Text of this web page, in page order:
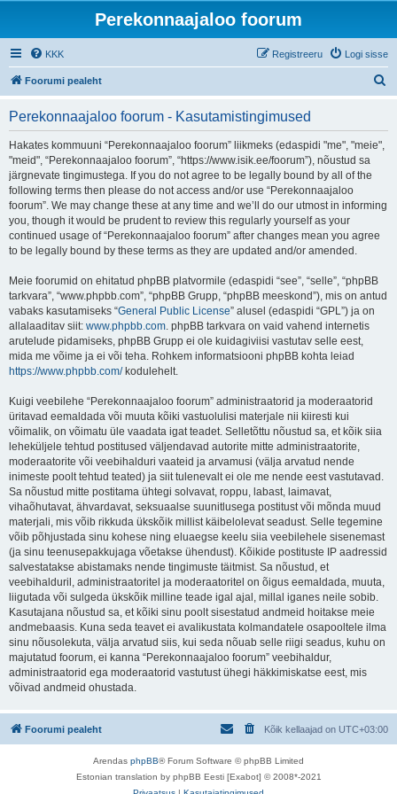
Perekonnaajaloo foorum
KKK Logi sisse
Registreeru
Foorumi pealeht
Perekonnaajaloo foorum - Kasutamistingimused
Hakates kommuuni “Perekonnaajaloo foorum” liikmeks (edaspidi "me", "meie",
"meid", “Perekonnaajaloo foorum”, “https://www.isik.ee/foorum”), nõustud sa
järgnevate tingimustega. If you do not agree to be legally bound by all of the
following terms then please do not access and/or use “Perekonnaajaloo
foorum”. We may change these at any time and we’ll do our utmost in informing
you, though it would be prudent to review this regularly yourself as your
continued usage of “Perekonnaajaloo foorum” after changes mean you agree
to be legally bound by these terms as they are updated and/or amended.
Meie foorumid on ehitatud phpBB platvormile (edaspidi “see”, “selle”, “phpBB
tarkvara”, “www.phpbb.com”, “phpBB Grupp, “phpBB meeskond”), mis on antud
vabaks kasutamiseks “General Public License” alusel (edaspidi “GPL”) ja on
allalaaditav siit: www.phpbb.com. phpBB tarkvara on vaid vahend internetis
arutelude pidamiseks, phpBB Grupp ei ole kuidagiviisi vastutav selle eest,
mida me võime ja ei või teha. Rohkem informatsiooni phpBB kohta leiad
https://www.phpbb.com/kodulehelt.
Kuigi veebilehe “Perekonnaajaloo foorum” administraatorid ja moderaatorid
üritavad eemaldada või muuta kõiki vastuolulisi materjale nii kiiresti kui
võimalik, on võimatu üle vaadata igat teadet. Selletõttu nõustud sa, et kõik siia
leheküljele tehtud postitused väljendavad autorite mitte administraatorite,
moderaatorite või veebihalduri vaateid ja arvamusi (välja arvatud nende
inimeste poolt tehtud teated) ja siit tulenevalt ei ole me nende eest vastutavad.
Sa nõustud mitte postitama ühtegi solvavat, roppu, labast, laimavat,
vihaõhutavat, ähvardavat, seksuaalse suunitlusega postitust või mõnda muud
materjali, mis võib rikkuda ükskõik millist käibelolevat seadust. Selle tegemine
võib põhjustada sinu kohese ning eluaegse keelu siia veebilehele sisenemast
(ja sinu teenusepakkujaga võetakse ühendust). Kõikide postituste IP aadressid
salvestatakse abistamaks nende tingimuste täitmist. Sa nõustud, et
veebihalduril, administraatoritel ja moderaatoritel on õigus eemaldada, muuta,
liigutada või sulgeda ükskõik milline teade igal ajal, millal iganes neile sobib.
Kasutajana nõustud sa, et kõiki sinu poolt sisestatud andmeid hoitakse meie
andmebaasis. Kuna seda teavet ei avalikustata kolmandatele osapooltele ilma
sinu nõusolekuta, välja arvatud siis, kui seda nõuab selle riigi seadus, kuhu on
majutatud foorum, ei kanna “Perekonnaajaloo foorum” veebihaldur,
administraatorid ega moderaatorid vastutust ühegi häkkimiskatse eest, mis
võivad andmeid ohustada.
Foorumi pealeht Kõik kellaajad on UTC+03:00
Arendas phpBB® Forum Software © phpBB Limited
Estonian translation by phpBB Eesti [Exabot] © 2008*-2021